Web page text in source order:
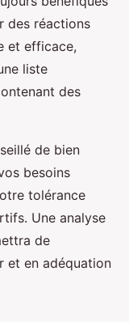
des réactions
et efficace,
liste
des
de bien
besoins
tolérance
Une analyse
de
et en adéquation